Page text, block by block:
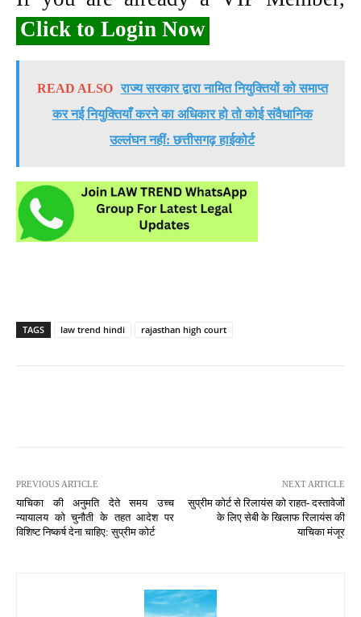
Click to Login Now
READ ALSO राज्य सरकार द्वारा नामित नियुक्तियों को समाप्त
कर नई नियुक्तियाँ करने का अधिकार हो तो कोई संवैधानिक
उल्लंघन नहीं: छत्तीसगढ़ हाईकोर्ट
TAGS law trend hindi rajasthan high court
PREVIOUS ARTICLE
याचिका की अनुमति देते समय उच्च
न्यायालय को चुनौती के तहत आदेश पर
विशिष्ट निष्कर्ष देना चाहिए: सुप्रीम कोर्ट
NEXT ARTICLE
सुप्रीम कोर्ट से रिलायंस को राहत- दस्तावेजों
के लिए सेबी के खिलाफ रिलायंस की
याचिका मंजूर